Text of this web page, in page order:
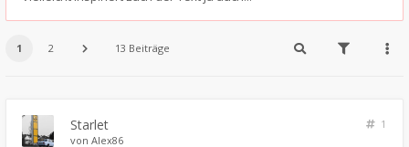
1 2 13 Beiträge
Starlet
1
von Alex86